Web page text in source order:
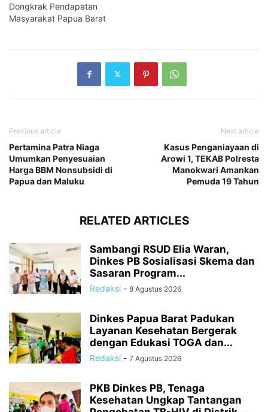
Dongkrak Pendapatan
Masyarakat Papua Barat
Previous article
Pertamina Patra Niaga
Umumkan Penyesuaian
Harga BBM Nonsubsidi di
Papua dan Maluku
Next article
Kasus Penganiayaan di
Arowi 1, TEKAB Polresta
Manokwari Amankan
Pemuda 19 Tahun
RELATED ARTICLES
Sambangi RSUD Elia Waran,
Dinkes PB Sosialisasi Skema dan
Sasaran Program...
Redaksi - 8 Agustus 2026
Dinkes Papua Barat Padukan
Layanan Kesehatan Bergerak
dengan Edukasi TOGA dan...
Redaksi - 7 Agustus 2026
PKB Dinkes PB, Tenaga
Kesehatan Ungkap Tantangan